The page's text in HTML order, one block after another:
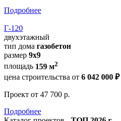
Подробнее
Г-120
двухэтажный
тип дома газобетон
размер 9x9
площадь 159 м2
цена строительства от 6 042 000 ₽
Проект от 47 700 р.
Подробнее